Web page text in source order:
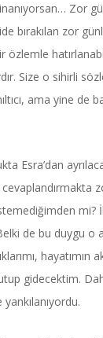
Zor
bırakılan zor
özlemle
Size o sihirli
ama yine de
Esra’dan
cevaplandırmakta
de bu duygu o
hayatımın
gidecektim.